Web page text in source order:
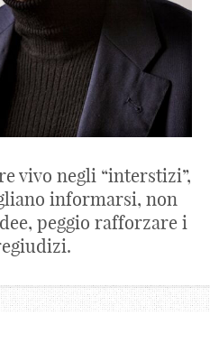
vivo negli “interstizi”,
informarsi, non
peggio rafforzare i